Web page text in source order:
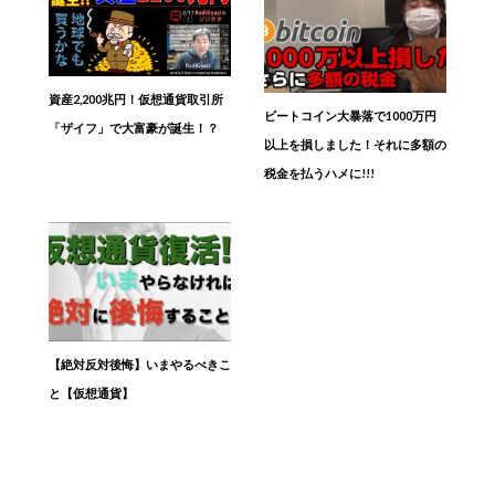
資産2,200兆円！仮想通貨取引所
「ザイフ」で大富豪が誕生！？
ビートコイン大暴落で1000万円
以上を損しました！それに多額の
税金を払うハメに!!!
【絶対反対後悔】いまやるべきこ
と【仮想通貨】